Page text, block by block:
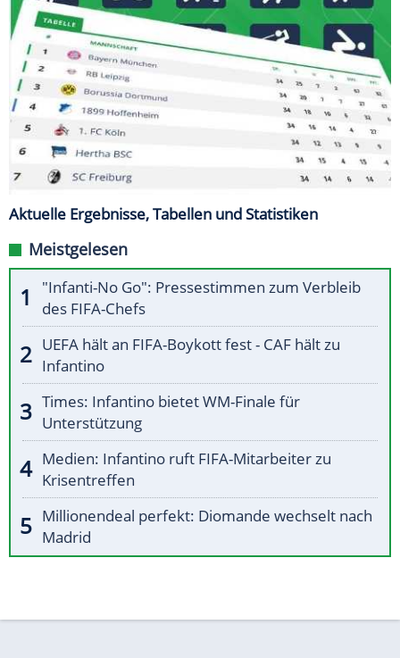
Aktuelle Ergebnisse, Tabellen und Statistiken
Meistgelesen
"Infanti-No Go": Pressestimmen zum Verbleib
des FIFA-Chefs
UEFA hält an FIFA-Boykott fest - CAF hält zu
Infantino
Times: Infantino bietet WM-Finale für
Unterstützung
Medien: Infantino ruft FIFA-Mitarbeiter zu
Krisentreffen
Millionendeal perfekt: Diomande wechselt nach
Madrid